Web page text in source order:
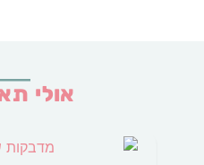
אולי